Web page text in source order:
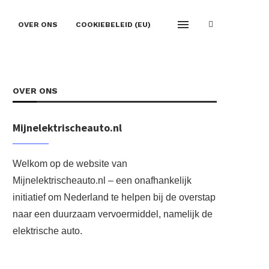
OVER ONS COOKIEBELEID (EU)
OVER ONS
Mijnelektrischeauto.nl
Welkom op de website van
Mijnelektrischeauto.nl – een onafhankelijk
initiatief om Nederland te helpen bij de overstap
naar een duurzaam vervoermiddel, namelijk de
elektrische auto.